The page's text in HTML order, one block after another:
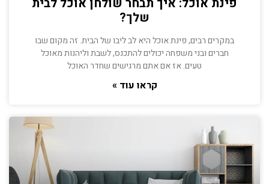
פינת אוכל: איך תבחר שולחן אוכל לבית
שלך?
במקרים רבים, פינת אוכל היא לב ליבו של הבית. זה מקום שבו
חברים ובני משפחה יכולים להתכנס, לשבת וליהנות מאוכל
טעים. אז אם אתם מרגישים שחדר האוכל
קראו עוד »